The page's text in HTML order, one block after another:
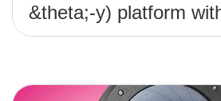
&theta;-y) platform
any screws protruding